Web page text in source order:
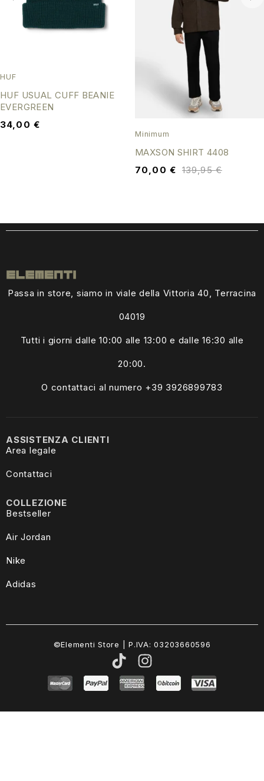
HUF
HUF USUAL CUFF BEANIE
EVERGREEN
34,00 €
Minimum
MAXSON SHIRT 4408
139,95€
70,00 €
Passa in store, siamo in viale della Vittoria 40, Terracina
04019
Tutti i giorni dalle10:00 alle 13:00 e dalle 16:30 alle
20:00.
O contattaci al numero +39 3926899783
COLLEZIONE
Bestseller
Air Jordan
Nike
Adidas
ASSISTENZA CLIENTI
Area legale
Contattaci
©Elementi Store | P.IVA: 03203660596